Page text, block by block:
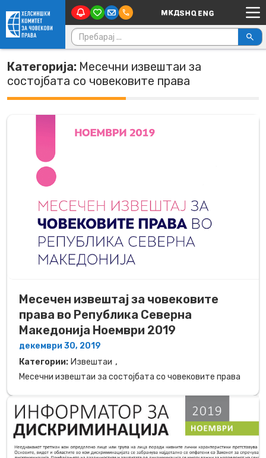
Skip to content Main Navigation
Пребарувај за:
Категорија: Месечни извештаи за
состојбата со човековите права
Месечен извештај за човековите
права во Република Северна
Македонија Ноември 2019
декември 30, 2019
Категории: Извештаи ,
Месечни извештаи за состојбата со човековите права